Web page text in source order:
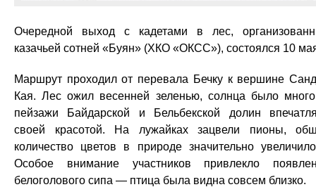
Очередной выход с кадетами в лес,
казачьей сотней «Буян» (ХКО «ОКСС»), состоялся 10
Маршрут проходил от перевала Бечку к вершине
Кая. Лес ожил весенней зеленью, солнца было
пейзажи Байдарской и Бельбекской долин
своей красотой. На лужайках зацвели пионы,
количество цветов в природе значительно
Особое внимание участников привлекло
белоголового сипа — птица была видна совсем близко.